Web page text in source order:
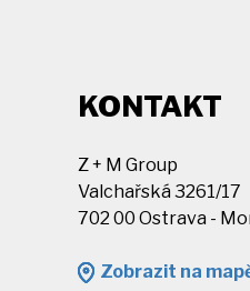
KONTAKT
Z + M Group
Valchařská 3261/17
702 00 Ostrava -
Zobrazit na